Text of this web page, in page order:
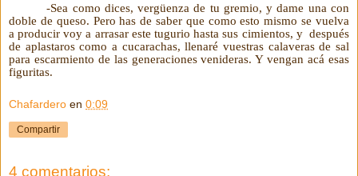
-Sea como dices, vergüenza de tu gremio, y dame una con
doble de queso. Pero has de saber que como esto mismo se vuelva
a producir voy a arrasar este tugurio hasta sus cimientos, y después
de aplastaros como a cucarachas, llenaré vuestras calaveras de sal
para escarmiento de las generaciones venideras. Y vengan acá esas
figuritas.
Chafardero en 0:09
Compartir
4 comentarios: